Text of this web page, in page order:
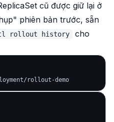
cũ được giữ lại ở
phiên bản trước, sẵn
rollout history
cho